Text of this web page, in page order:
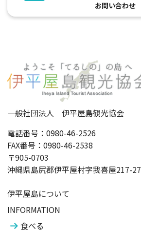
お問い合わせ
一般社団法人 伊平屋島観光協会
電話番号：0980-46-2526
FAX番号：0980-46-2538
〒905-0703
沖縄県島尻郡伊平屋村字我喜屋217-27
伊平屋島について
INFORMATION
食べる